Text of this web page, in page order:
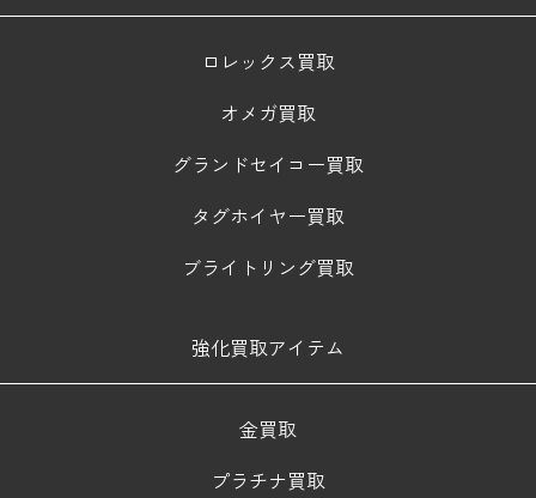
ロレックス買取
オメガ買取
グランドセイコー買取
タグホイヤー買取
ブライトリング買取
強化買取アイテム
金買取
プラチナ買取